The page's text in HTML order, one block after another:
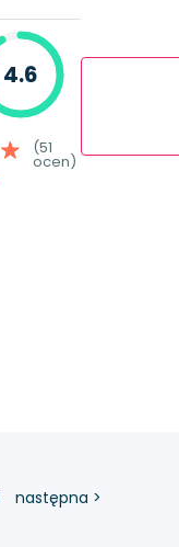
4.6
(51
ocen)
następna >